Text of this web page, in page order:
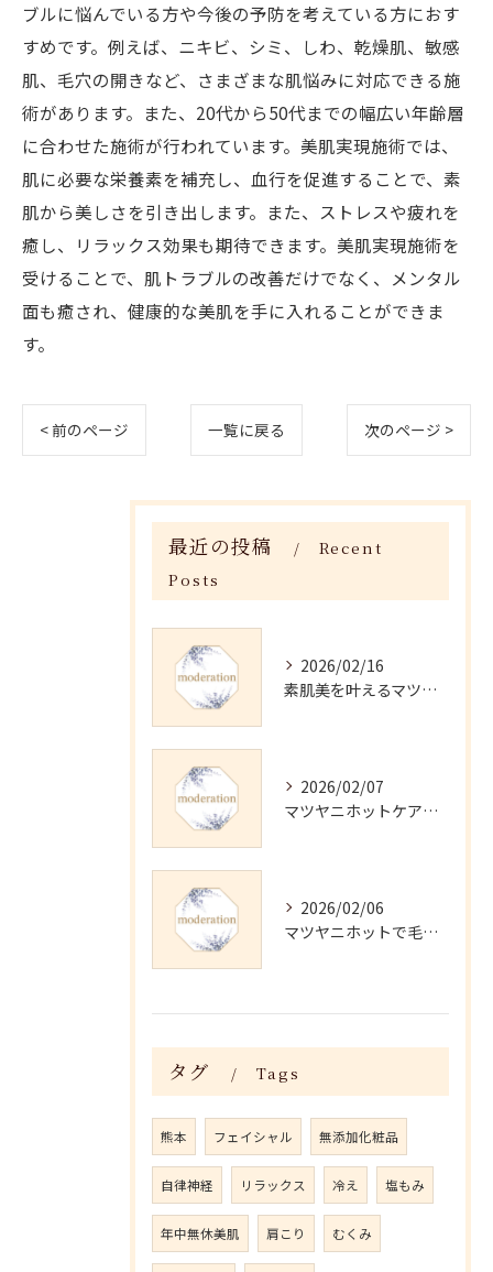
ブルに悩んでいる方や今後の予防を考えている方におす
すめです。例えば、ニキビ、シミ、しわ、乾燥肌、敏感
肌、毛穴の開きなど、さまざまな肌悩みに対応できる施
術があります。また、20代から50代までの幅広い年齢層
に合わせた施術が行われています。美肌実現施術では、
肌に必要な栄養素を補充し、血行を促進することで、素
肌から美しさを引き出します。また、ストレスや疲れを
癒し、リラックス効果も期待できます。美肌実現施術を
受けることで、肌トラブルの改善だけでなく、メンタル
面も癒され、健康的な美肌を手に入れることができま
す。
< 前のページ 一覧に戻る 次のページ >
最近の投稿
Recent
Posts
2026/02/16
素肌美を叶えるマツヤニホットセラピーの効果
2026/02/07
マツヤニホットケアの正しい使い方と継続法
2026/02/06
マツヤニホットで毛穴・くすみ改善術
タグ Tags
熊本 フェイシャル 無添加化粧品
自律神経 リラックス 冷え 塩もみ
年中無休美肌 肩こり むくみ